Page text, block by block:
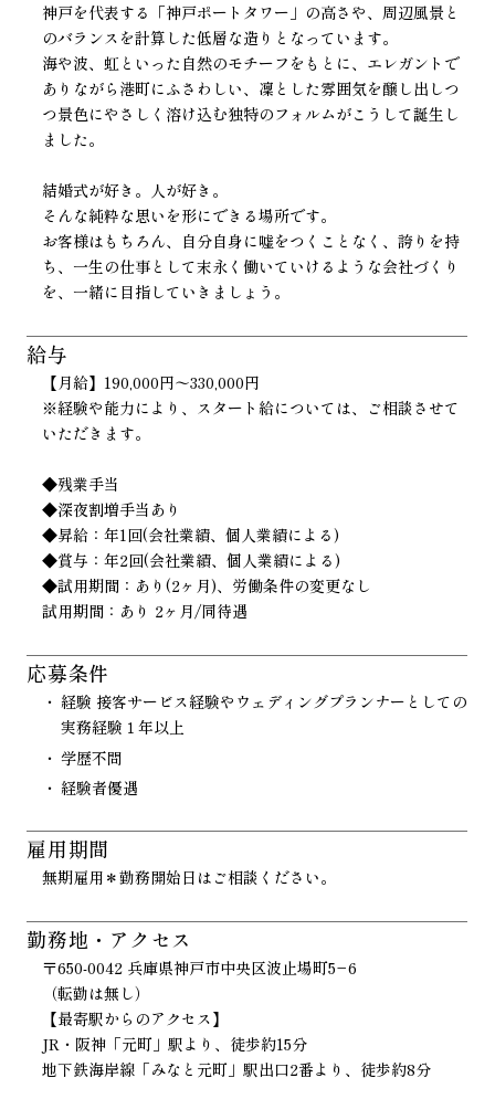
神戸を代表する「神戸ポートタワー」の高さや、周辺風景と
のバランスを計算した低層な造りとなっています。
海や波、虹といった自然のモチーフをもとに、エレガントで
ありながら港町にふさわしい、凜とした雰囲気を醸し出しつ
つ景色にやさしく溶け込む独特のフォルムがこうして誕生し
ました。
結婚式が好き。人が好き。
そんな純粋な思いを形にできる場所です。
お客様はもちろん、自分自身に嘘をつくことなく、誇りを持
ち、一生の仕事として末永く働いていけるような会社づくり
を、一緒に目指していきましょう。
給与
【月給】190,000円〜330,000円
※経験や能力により、スタート給については、ご相談させて
いただきます。
◆残業手当
◆深夜割増手当あり
◆昇給：年1回(会社業績、個人業績による)
◆賞与：年2回(会社業績、個人業績による)
◆試用期間：あり(2ヶ月)、労働条件の変更なし
試用期間：あり 2ヶ月/同待遇
応募条件
経験 接客サービス経験やウェディングプランナーとしての
実務経験１年以上
学歴不問
経験者優遇
雇用期間
無期雇用＊勤務開始日はご相談ください。
勤務地・アクセス
〒650-0042 兵庫県神戸市中央区波止場町5−6
（転勤は無し）
【最寄駅からのアクセス】
JR・阪神「元町」駅より、徒歩約15分
地下鉄海岸線「みなと元町」駅出口2番より、徒歩約8分